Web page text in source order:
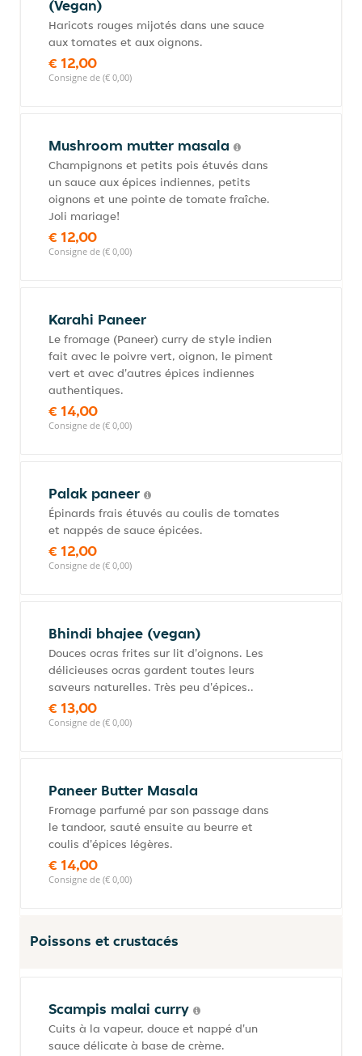
(Vegan)
Haricots rouges mijotés dans une sauce
aux tomates et aux oignons.
€ 12,00
Consigne de (€ 0,00)
Mushroom mutter masala
Champignons et petits pois étuvés dans
un sauce aux épices indiennes, petits
oignons et une pointe de tomate fraîche.
Joli mariage!
€ 12,00
Consigne de (€ 0,00)
Karahi Paneer
Le fromage (Paneer) curry de style indien
fait avec le poivre vert, oignon, le piment
vert et avec d'autres épices indiennes
authentiques.
€ 14,00
Consigne de (€ 0,00)
Palak paneer
Épinards frais étuvés au coulis de tomates
et nappés de sauce épicées.
€ 12,00
Consigne de (€ 0,00)
Bhindi bhajee (vegan)
Douces ocras frites sur lit d'oignons. Les
délicieuses ocras gardent toutes leurs
saveurs naturelles. Très peu d'épices..
€ 13,00
Consigne de (€ 0,00)
Paneer Butter Masala
Fromage parfumé par son passage dans
le tandoor, sauté ensuite au beurre et
coulis d'épices légères.
€ 14,00
Consigne de (€ 0,00)
Poissons et crustacés
Scampis malai curry
Cuits à la vapeur, douce et nappé d'un
sauce délicate à base de crème.